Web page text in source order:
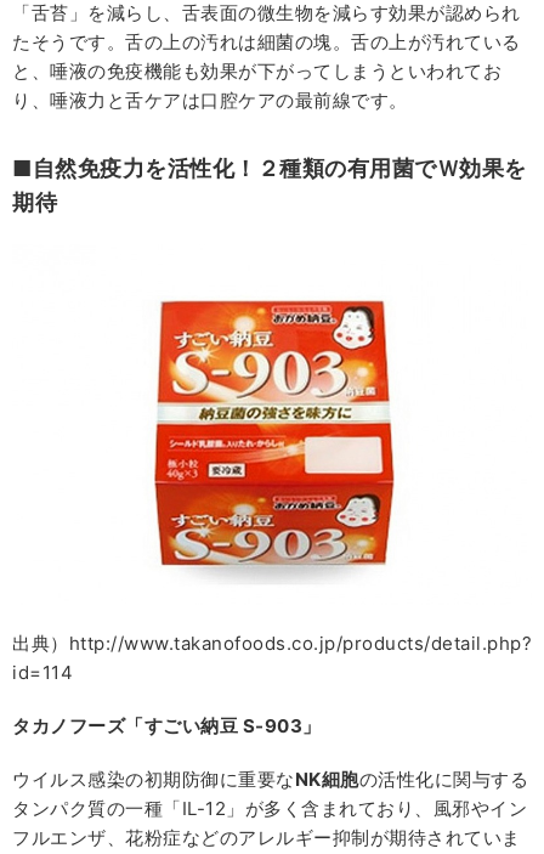
「舌苔」を減らし、舌表面の微生物を減らす効果が認められ
たそうです。舌の上の汚れは細菌の塊。舌の上が汚れている
と、唾液の免疫機能も効果が下がってしまうといわれてお
り、唾液力と舌ケアは口腔ケアの最前線です。
■自然免疫力を活性化！ ２種類の有用菌でＷ効果を
期待
出典）http://www.takanofoods.co.jp/products/detail.php?
id=114
タカノフーズ「すごい納豆 S-903 」
ウイルス感染の初期防御に重要なNK細胞の活性化に関与する
タンパク質の一種「IL-12」が多く含まれており、風邪やイン
フルエンザ、花粉症などのアレルギー抑制が期待されていま